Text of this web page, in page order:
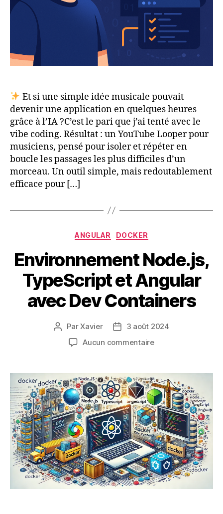
Claude
Code
+
TaskMaster
AI.
Et si une simple idée musicale pouvait
devenir une application en quelques heures
grâce à l’IA ?C’est le pari que j’ai tenté avec le
vibe coding. Résultat : un YouTube Looper pour
musiciens, pensé pour isoler et répéter en
boucle les passages les plus difficiles d’un
morceau. Un outil simple, mais redoutablement
efficace pour […]
Catégories
ANGULAR DOCKER
Environnement Node.js,
TypeScript et Angular
avec Dev Containers
Auteur
l’article
ParXavier
Date3 août 2024
Aucun commentairesur
TypeScript
et
Angular
avec
Dev
Containers